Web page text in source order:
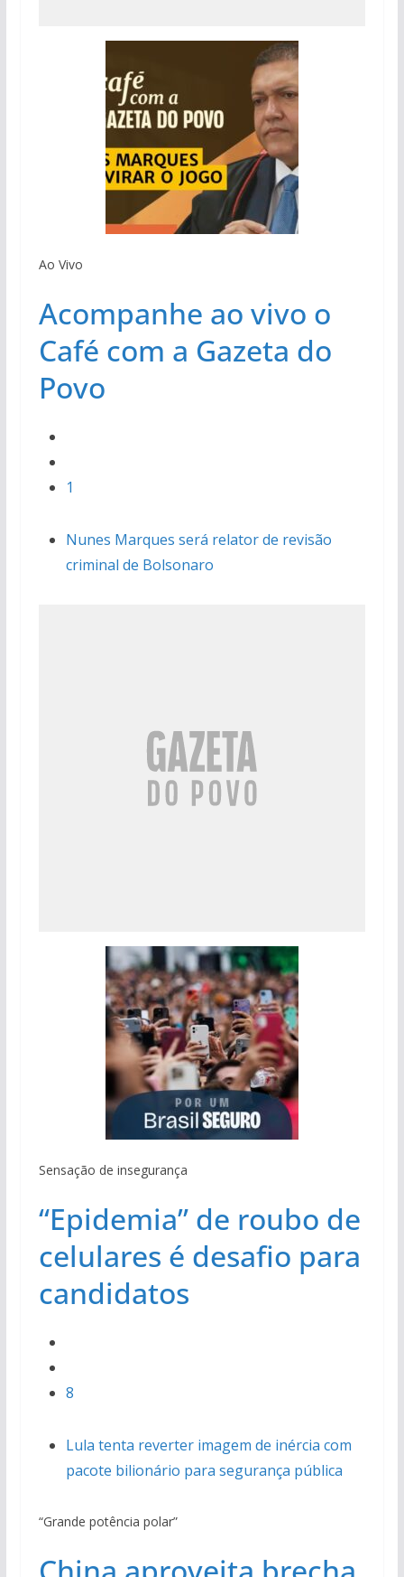
Ao Vivo
Acompanhe ao vivo o
Café com a Gazeta do
Povo
1
Nunes Marques será relator de revisão
criminal de Bolsonaro
Sensação de insegurança
“Epidemia” de roubo de
celulares é desafio para
candidatos
8
Lula tenta reverter imagem de inércia com
pacote bilionário para segurança pública
“Grande potência polar”